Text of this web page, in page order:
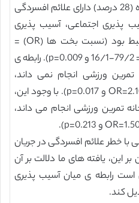
نتایج: مجموعاً 309 شرکت کننده (28 درصد) دارای علائم افسردگی
پذیری اجتماعی، آسیب پذیری
اجتماعی با علائم افسردگی مرتبط بود (نسبت بخت ها (OR) =
80/1، بازه ی اطمینان 95 درصد = 79/2-16/1 و p=0.009). رابطه ی
ورزشی انجام نمی داند،
مشاهده شد (OR=2.10، CI=1.14-3.84 و p=0.017). با وجود این،
تمرین ورزشی انجام می داند،
با خطر علائم افسردگی در جریان
این، یافته های ما دلالت بر آن
رابطه ی میان آسیب پذیری
کند.